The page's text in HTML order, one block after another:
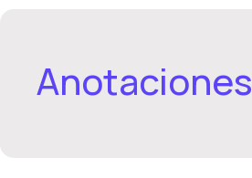
Anotaciones